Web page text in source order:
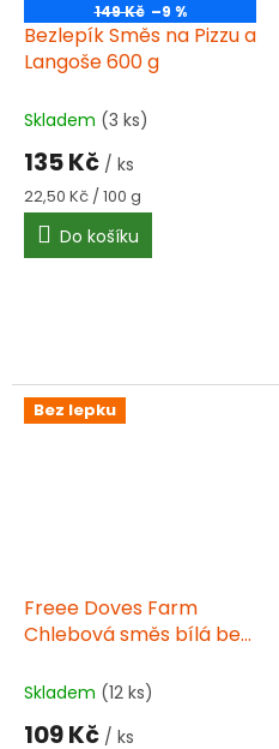
149 Kč –9 %
Bezlepík Směs na Pizzu a
Langoše 600 g
Skladem (3 ks)
135 Kč / ks
Měrná
cena:
22,50 Kč / 100 g
Do košíku
Bez lepku
Freee Doves Farm
Chlebová směs bílá bez
Skladem (12 ks)
109 Kč / ks